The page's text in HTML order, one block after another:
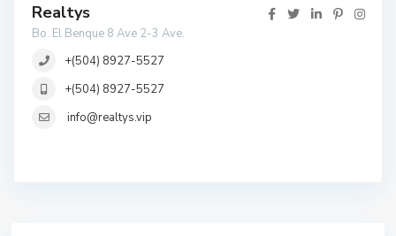
Realtys
Bo. El Benque 8 Ave 2-3 Ave.
+(504) 8927-5527
+(504) 8927-5527
info@realtys.vip